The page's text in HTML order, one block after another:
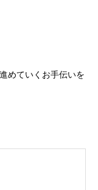
めていくお手伝いを